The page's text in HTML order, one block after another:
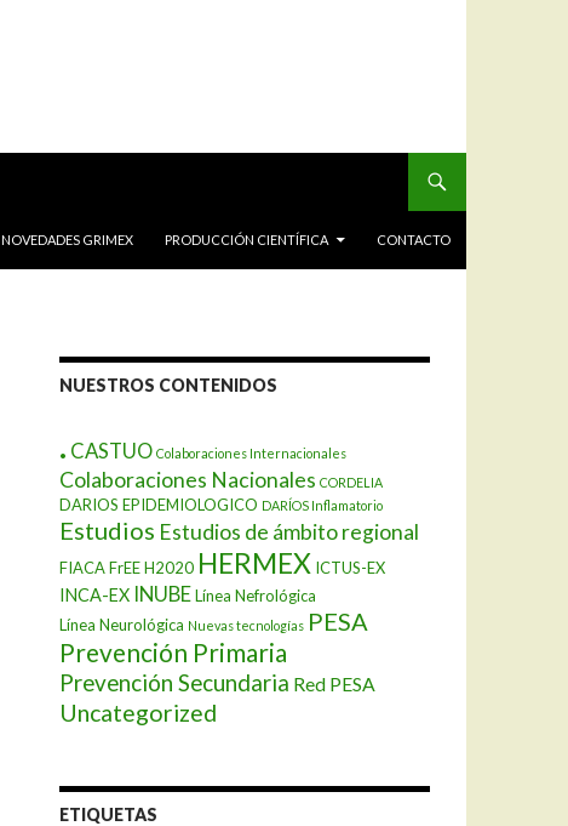
NOVEDADES GRIMEX PRODUCCIÓN CIENTÍFICA CONTACTO
NUESTROS CONTENIDOS
. CASTUO Colaboraciones Internacionales
Colaboraciones Nacionales CORDELIA
DARIOS EPIDEMIOLOGICO DARÍOS Inflamatorio
Estudios Estudios de ámbito regional
FIACAFrEEH2020 HERMEX ICTUS-EX
INCA-EX INUBELínea Nefrológica
Línea Neurológica Nuevas tecnologías PESA
Prevención Primaria
Prevención Secundaria Red PESA
Uncategorized
ETIQUETAS